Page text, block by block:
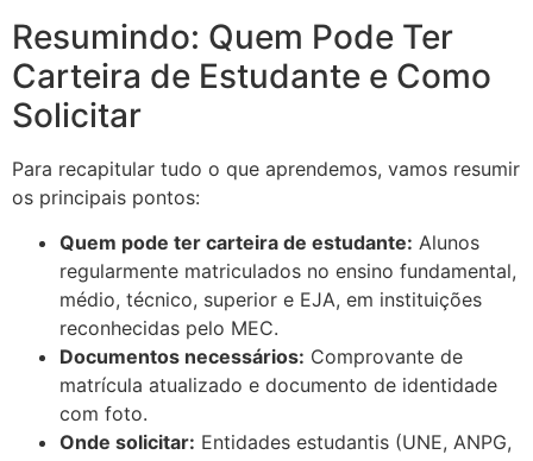
Resumindo: Quem Pode Ter
Carteira de Estudante e Como
Solicitar
Para recapitular tudo o que aprendemos, vamos resumir
os principais pontos:
Quem pode ter carteira de estudante: Alunos
regularmente matriculados no ensino fundamental,
médio, técnico, superior e EJA, em instituições
reconhecidas pelo MEC.
Documentos necessários: Comprovante de
matrícula atualizado e documento de identidade
com foto.
Onde solicitar: Entidades estudantis (UNE, ANPG,